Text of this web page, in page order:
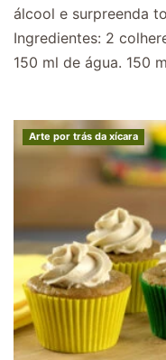
álcool e surpreenda
Ingredientes: 2
150 ml de água. 150
Arte por trás da xícara